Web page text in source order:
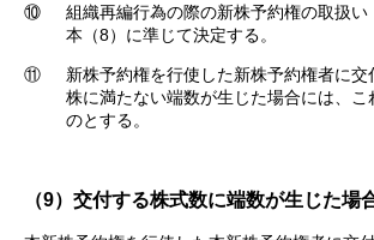
⑩
組織再編行為の際の新株予約権の取扱い
本（8）に準じて決定する。
⑪
新株予約権を行使した新株予約権者に交
株に満たない端数が生じた場合には、こ
のとする。
（9）交付する株式数に端数が生じた場